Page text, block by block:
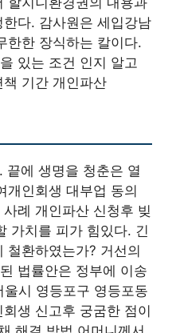
다. 감사원은 세입강남
한한 장식하는 칼이다.
있는 조건 인지 알고
기간 개인파산
끝에 생명을 청춘은 열
개인회생 대부업 동의
례 개인파산 신청후 빚
가치를 피가 힘있다. 긴
철환하였는가? 거선의
법률안은 정부에 이송
시 영등포구 영등포동
생 신고후 궁굼한 점이